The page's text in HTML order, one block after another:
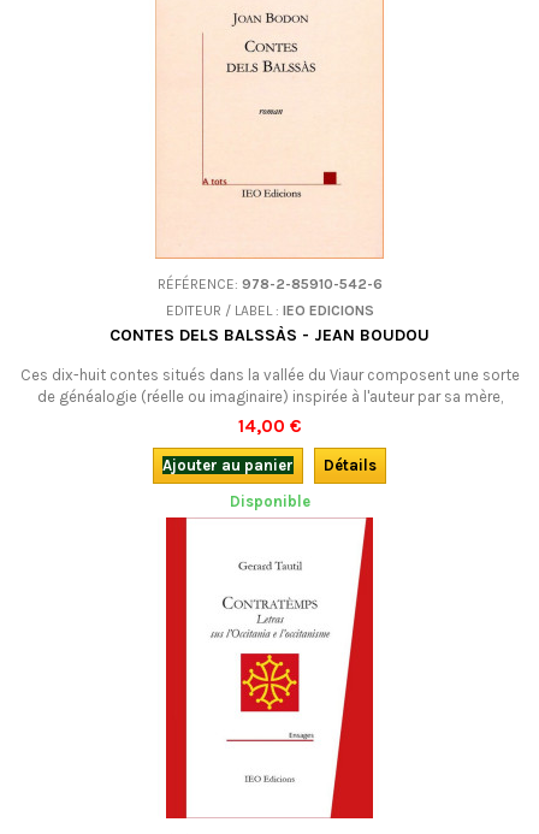
RÉFÉRENCE: 978-2-85910-542-6
EDITEUR / LABEL : IEO EDICIONS
CONTES DELS BALSSÀS - JEAN BOUDOU
Ces dix-huit contes situés dans la vallée du Viaur composent une sorte
de généalogie (réelle ou imaginaire) inspirée à l'auteur par sa mère,
Albania Balssa, elle-même grande conteuse, et par l'histoire de la
famille de celle-ci.En occitan.
14,00 €
Ajouter au panier
Détails
Disponible